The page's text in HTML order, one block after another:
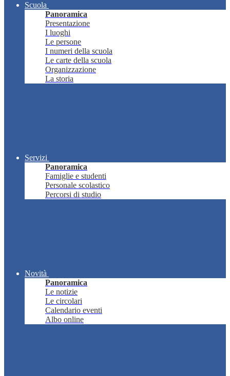
Scuola
Panoramica
Presentazione
I luoghi
Le persone
I numeri della scuola
Le carte della scuola
Organizzazione
La storia
Servizi
Panoramica
Famiglie e studenti
Personale scolastico
Percorsi di studio
Novità
Panoramica
Le notizie
Le circolari
Calendario eventi
Albo online